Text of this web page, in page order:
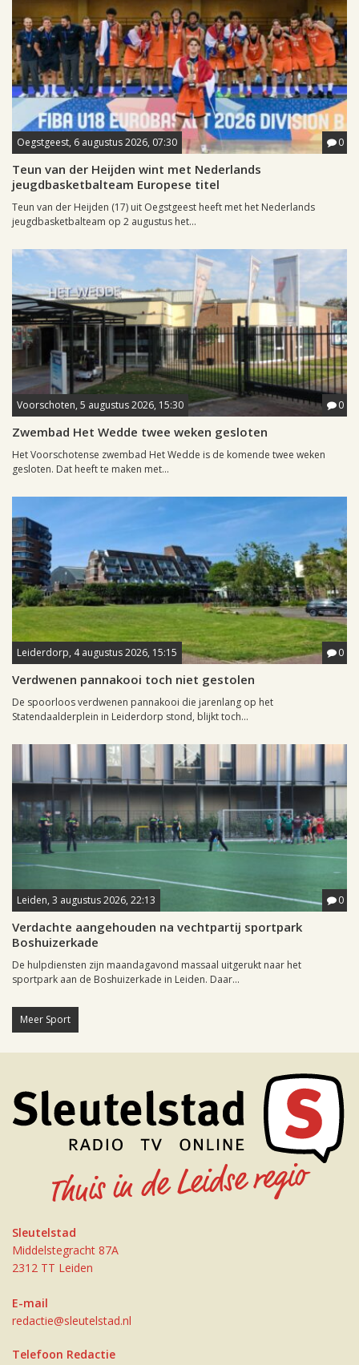
Oegstgeest, 6 augustus 2026, 07:30 0
Teun van der Heijden wint met Nederlands
jeugdbasketbalteam Europese titel
Teun van der Heijden (17) uit Oegstgeest heeft met het Nederlands
jeugdbasketbalteam op 2 augustus het...
Voorschoten, 5 augustus 2026, 15:30 0
Zwembad Het Wedde twee weken gesloten
Het Voorschotense zwembad Het Wedde is de komende twee weken
gesloten. Dat heeft te maken met...
Leiderdorp, 4 augustus 2026, 15:15 0
Verdwenen pannakooi toch niet gestolen
De spoorloos verdwenen pannakooi die jarenlang op het
Statendaalderplein in Leiderdorp stond, blijkt toch...
Leiden, 3 augustus 2026, 22:13 0
Verdachte aangehouden na vechtpartij sportpark
Boshuizerkade
De hulpdiensten zijn maandagavond massaal uitgerukt naar het
sportpark aan de Boshuizerkade in Leiden. Daar...
Meer Sport
Sleutelstad
Middelstegracht 87A
2312 TT Leiden
E-mail
redactie@sleutelstad.nl
Telefoon Redactie